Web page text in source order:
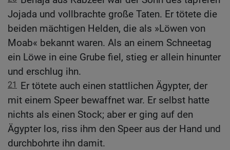
Jojada und vollbrachte große Taten. Er tötete die
beiden mächtigen Helden, die als »Löwen von
Moab« bekannt waren. Als an einem Schneetag
ein Löwe in eine Grube fiel, stieg er allein hinunter
und erschlug ihn.
21
Er tötete auch einen stattlichen Ägypter, der
mit einem Speer bewaffnet war. Er selbst hatte
nichts als einen Stock; aber er ging auf den
Ägypter los, riss ihm den Speer aus der Hand und
durchbohrte ihn damit.